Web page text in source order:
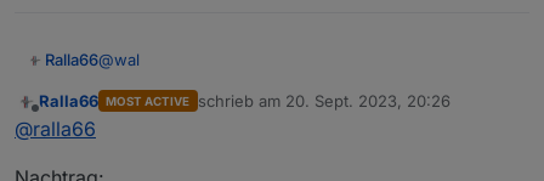
Ralla66@wal
ok, Danke, heute nicht mehr.
Beginner wenn auf der Tasmota Seite
Offline
Ralla66 MOST ACTIVE schrieb am 20. Sept. 2023, 20:26
zuletzt editiert von
@ralla66